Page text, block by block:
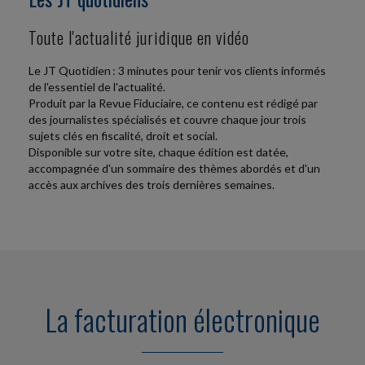
0,25 % AU 1
des créances des salaires (AGS) assure aux salariés
dont l'employeur est placé en redressement ou en...
Social-31/07/2026
SYSTÈME D'ENREGISTREMENT AUTOMATIQUE
DU TEMPS DE TRAVAIL
Toute l'actualité juridique en vidéo
Le JT Quotidien : 3 minutes pour tenir vos clients informés
de l'essentiel de l'actualité.
Produit par la Revue Fiduciaire, ce contenu est rédigé par
des journalistes spécialisés et couvre chaque jour trois
sujets clés en fiscalité, droit et social.
Disponible sur votre site, chaque édition est datée,
accompagnée d'un sommaire des thèmes abordés et d'un
accès aux archives des trois dernières semaines.
La facturation électronique